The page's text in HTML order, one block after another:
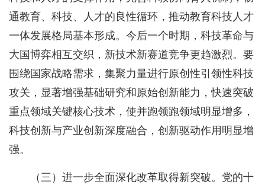
通教育、科技、人才的良性循环，推动教育科技人才
一体发展格局基本形成。今后一个时期，科技革命与
大国博弈相互交织，新技术新赛道竞争更趋激烈。要
围绕国家战略需求，集聚力量进行原创性引领性科技
攻关，显著增强基础研究和原始创新能力，快速突破
重点领域关键核心技术，使并跑领跑领域明显增多，
科技创新与产业创新深度融合，创新驱动作用明显增
强。
（三）进一步全面深化改革取得新突破。党的十